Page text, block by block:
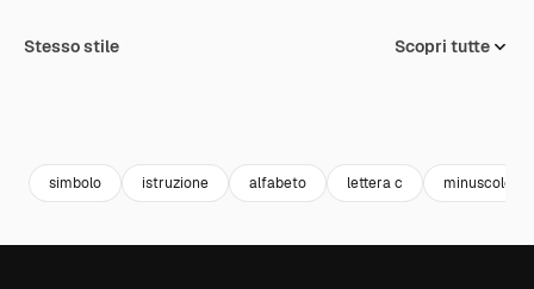
Stesso stile Scopri tutte
simbolo istruzione alfabeto lettera c minuscolo